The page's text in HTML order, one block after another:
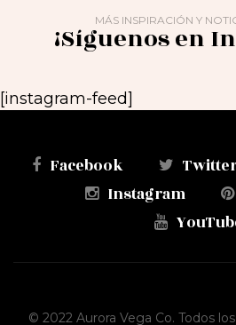
MÁS INSPIRACIÓN Y
¡Síguenos en
[instagram-feed]
Facebook
Instagram
© 2022 Aurora Vega Co. Todos